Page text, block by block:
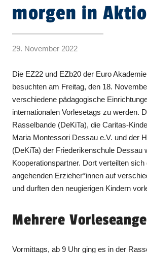
morgen in
29. November 2022
Die EZ22 und EZb20 der Euro
besuchten am Freitag, den 18.
verschiedene pädagogische
internationalen Vorlesetags zu werden.
Rasselbande (DeKiTa), die Caritas-
Maria Montessori Dessau e.V. und der
(DeKiTa) der Friederikenschule Dessau
Kooperationspartner. Dort verteilten sich
angehenden Erzieher*innen auf
und durften den neugierigen Kindern
Mehrere
Vormittags, ab 9 Uhr ging es in der